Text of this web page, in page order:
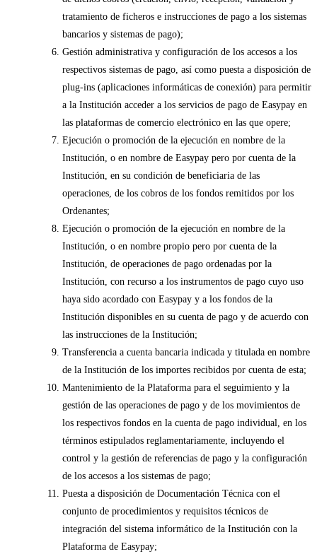
tratamiento de ficheros e instrucciones de pago a los sistemas
bancarios y sistemas de pago);
Gestión administrativa y configuración de los accesos a los
respectivos sistemas de pago, así como puesta a disposición de
plug-ins (aplicaciones informáticas de conexión) para permitir
a la Institución acceder a los servicios de pago de Easypay en
las plataformas de comercio electrónico en las que opere;
Ejecución o promoción de la ejecución en nombre de la
Institución, o en nombre de Easypay pero por cuenta de la
Institución, en su condición de beneficiaria de las
operaciones, de los cobros de los fondos remitidos por los
Ordenantes;
Ejecución o promoción de la ejecución en nombre de la
Institución, o en nombre propio pero por cuenta de la
Institución, de operaciones de pago ordenadas por la
Institución, con recurso a los instrumentos de pago cuyo uso
haya sido acordado con Easypay y a los fondos de la
Institución disponibles en su cuenta de pago y de acuerdo con
las instrucciones de la Institución;
Transferencia a cuenta bancaria indicada y titulada en nombre
de la Institución de los importes recibidos por cuenta de esta;
Mantenimiento de la Plataforma para el seguimiento y la
gestión de las operaciones de pago y de los movimientos de
los respectivos fondos en la cuenta de pago individual, en los
términos estipulados reglamentariamente, incluyendo el
control y la gestión de referencias de pago y la configuración
de los accesos a los sistemas de pago;
Puesta a disposición de Documentación Técnica con el
conjunto de procedimientos y requisitos técnicos de
integración del sistema informático de la Institución con la
Plataforma de Easypay;